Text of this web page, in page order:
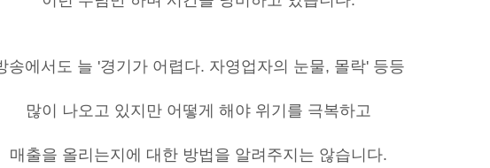
송에서도 늘 '경기가 어렵다. 자영업자의 눈물, 몰락' 등등
많이 나오고 있지만 어떻게 해야 위기를 극복하고
매출을 올리는지에 대한 방법을 알려주지는 않습니다.